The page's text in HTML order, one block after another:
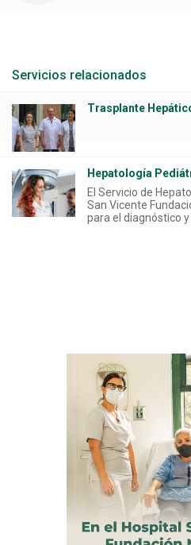
Servicios relacionados
Trasplante
Hepatología
El Servicio de
San Vicente
para el diagnóstico y